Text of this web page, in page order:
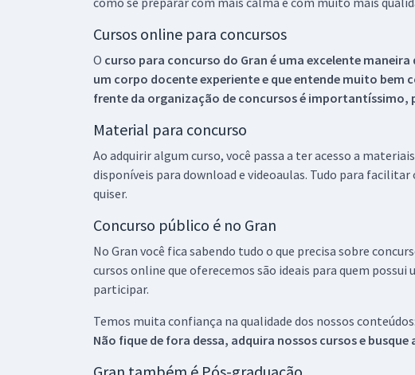
Cursos online para concursos
O curso para concurso do Gran é uma excelente
um corpo docente experiente e que entende muito bem
frente da organização de concursos é importantíssimo,
Material para concurso
Ao adquirir algum curso, você passa a ter acesso a
disponíveis para download e videoaulas. Tudo para
quiser.
Concurso público é no Gran
No Gran você fica sabendo tudo o que precisa sobre
cursos online que oferecemos são ideais para quem
participar.
Temos muita confiança na qualidade dos nossos
Não fique de fora dessa, adquira nossos cursos e